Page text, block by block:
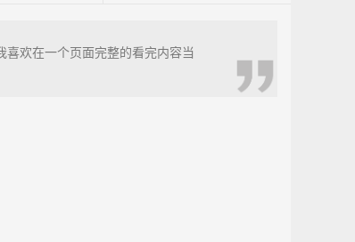
欢在一个页面完整的看完内容当